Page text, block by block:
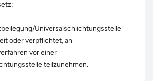
Universal­schlichtungs­stelle
oder verpflichtet, an
vor einer
teilzunehmen.